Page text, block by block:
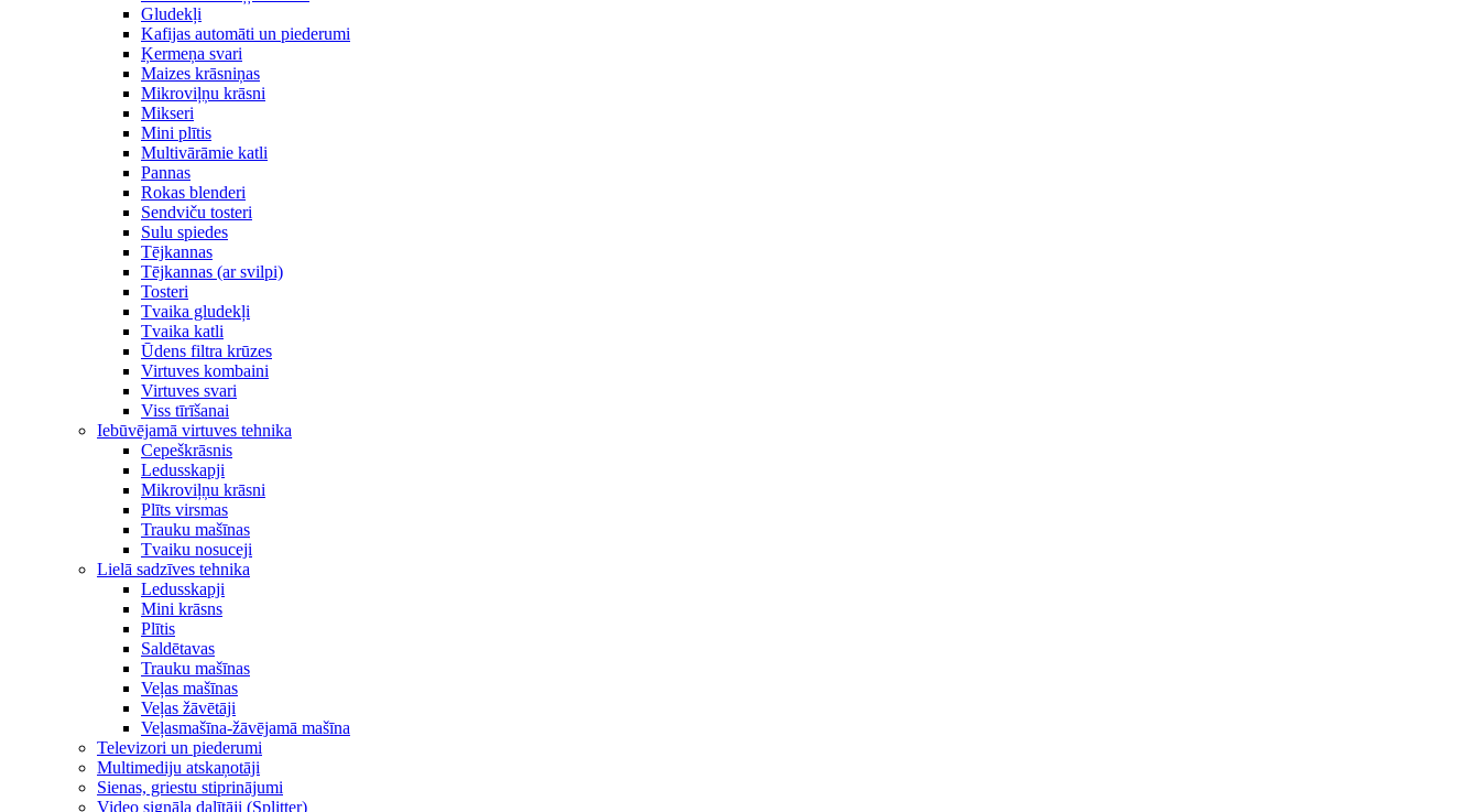
Gludekļi
Kafijas automāti un piederumi
Ķermeņa svari
Maizes krāsniņas
Mikroviļņu krāsni
Mikseri
Mini plītis
Multivārāmie katli
Pannas
Rokas blenderi
Sendviču tosteri
Sulu spiedes
Tējkannas
Tējkannas (ar svilpi)
Tosteri
Tvaika gludekļi
Tvaika katli
Ūdens filtra krūzes
Virtuves kombaini
Virtuves svari
Viss tīrīšanai
Iebūvējamā virtuves tehnika
Cepeškrāsnis
Ledusskapji
Mikroviļņu krāsni
Plīts virsmas
Trauku mašīnas
Tvaiku nosuceji
Lielā sadzīves tehnika
Ledusskapji
Mini krāsns
Plītis
Saldētavas
Trauku mašīnas
Veļas mašīnas
Veļas žāvētāji
Veļasmašīna-žāvējamā mašīna
Televizori un piederumi
Multimediju atskaņotāji
Sienas, griestu stiprinājumi
Video signāla dalītāji (Splitter)